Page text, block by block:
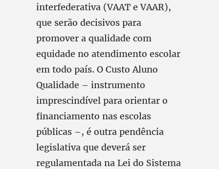
interfederativa (VAAT e VAAR),
que serão decisivos para
promover a qualidade com
equidade no atendimento escolar
em todo país. O Custo Aluno
Qualidade – instrumento
imprescindível para orientar o
financiamento nas escolas
públicas –, é outra pendência
legislativa que deverá ser
regulamentada na Lei do Sistema